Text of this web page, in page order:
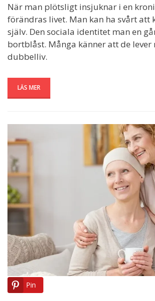
När man plötsligt insjuknar i en
förändras livet. Man kan ha svårt att
själv. Den sociala identitet man en
bortblåst. Många känner att de lever
dubbelliv.
LÄS MER
Pin